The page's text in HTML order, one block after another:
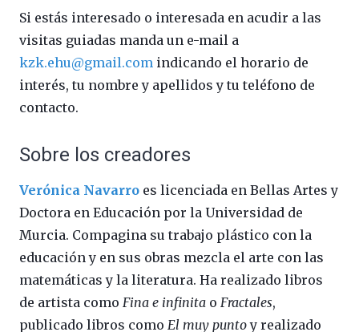
Si estás interesado o interesada en acudir a las
visitas guiadas manda un e-mail a
kzk.ehu@gmail.com indicando el horario de
interés, tu nombre y apellidos y tu teléfono de
contacto.
Sobre los creadores
Verónica Navarro es licenciada en Bellas Artes y
Doctora en Educación por la Universidad de
Murcia. Compagina su trabajo plástico con la
educación y en sus obras mezcla el arte con las
matemáticas y la literatura. Ha realizado libros
de artista como Fina e infinita o Fractales,
publicado libros como El muy puntoy realizado